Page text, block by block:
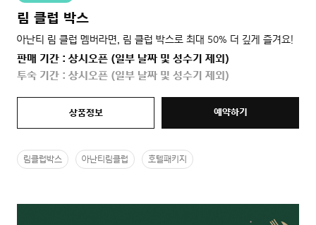
림 클럽 박스
아난티 림 클럽 멤버라면, 림 클럽 박스로 최대 50% 더 깊게 즐겨요!
판매 기간 : 상시오픈 (일부 날짜 및 성수기 제외)
투숙 기간 : 상시오픈 (일부 날짜 및 성수기 제외)
상품정보 예약하기
림클럽박스 아난티림클럽 호텔패키지